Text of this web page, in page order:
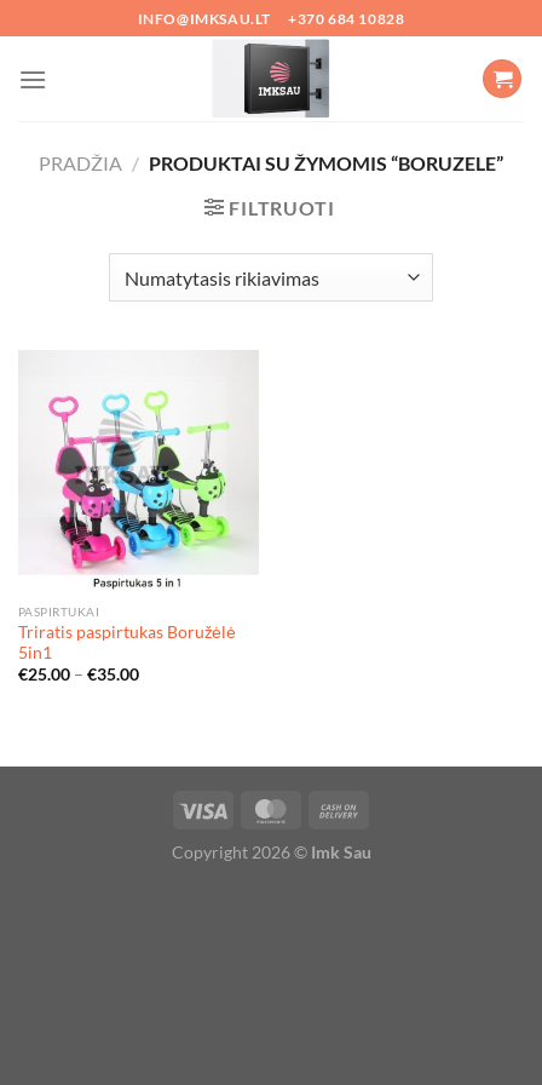
to
content
INFO@IMKSAU.LT +370 684 10828
PRADŽIA / PRODUKTAI SU ŽYMOMIS “BORUZELE”
FILTRUOTI
PASPIRTUKAI
Triratis paspirtukas Boružėlė
5in1
€25.00– €35.00
Copyright 2026 © Imk Sau